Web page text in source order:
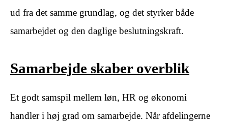
ud fra det samme grundlag, og det styrker både
samarbejdet og den daglige beslutningskraft.
Samarbejde skaber overblik
Et godt samspil mellem løn, HR og økonomi
handler i høj grad om samarbejde. Når afdelingerne